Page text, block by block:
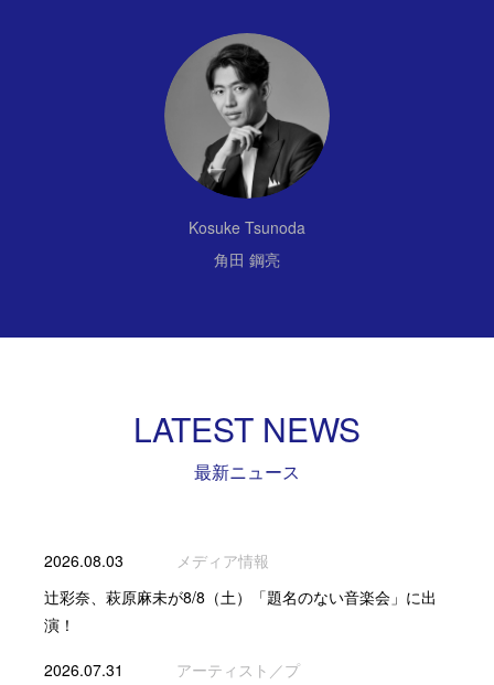
Kosuke Tsunoda
角田 鋼亮
LATEST NEWS
最新ニュース
2026.08.03
メディア情報
辻彩奈、萩原麻未が8/8（土）「題名のない音楽会」に出
演！
2026.07.31
アーティスト／プ